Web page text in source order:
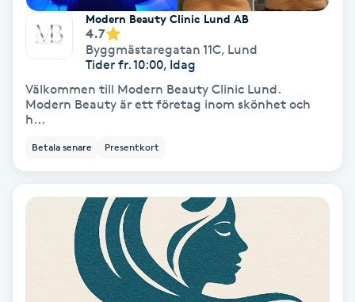
Ryggmassage
Samtalsterapi
Senioryoga
Singelfransar
Sjukgymnastik
Skalpmassage
Modern Beauty Clinic Lund AB
4.7
Byggmästaregatan 11C, Lund
Tider fr. 10:00, Idag
Välkommen till Modern Beauty Clinic Lund.
Modern Beauty är ett företag inom skönhet och
h...
Betala senare Presentkort